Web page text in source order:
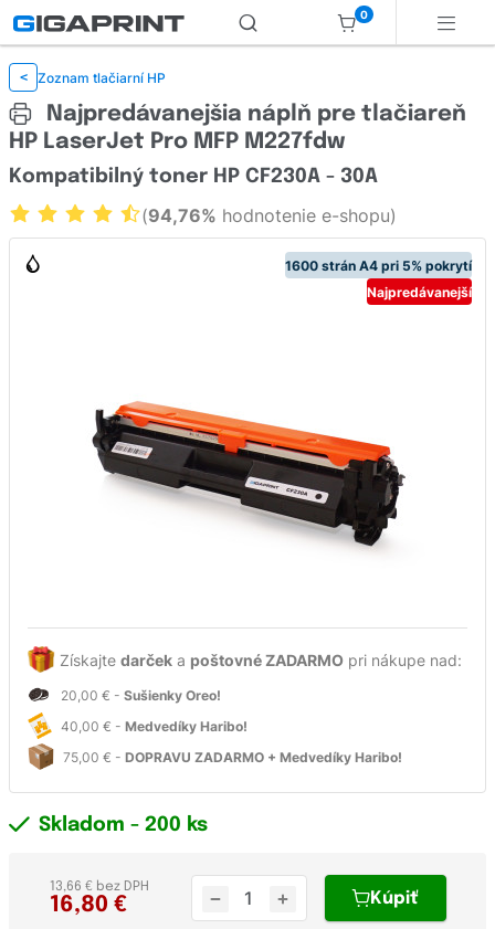
0
< Zoznam tlačiarní HP
Najpredávanejšia náplň pre tlačiareň
HP LaserJet Pro MFP M227fdw
1600 strán A4 pri 5% pokrytí
Najpredávanejší
Získajte darček a poštovné ZADARMO pri nákupe nad:
20,00 € - Sušienky Oreo!
40,00 € - Medvedíky Haribo!
75,00 € - DOPRAVU ZADARMO + Medvedíky Haribo!
Kompatibilný toner HP CF230A - 30A
(94,76% hodnotenie e-shopu)
Skladom - 200 ks
16,80 €
13,66 € bez DPH
Kúpiť